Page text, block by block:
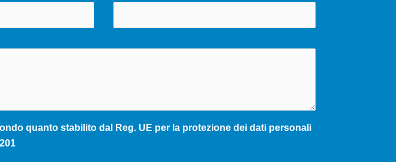
quanto stabilito dal Reg. UE per la protezione dei dati personali